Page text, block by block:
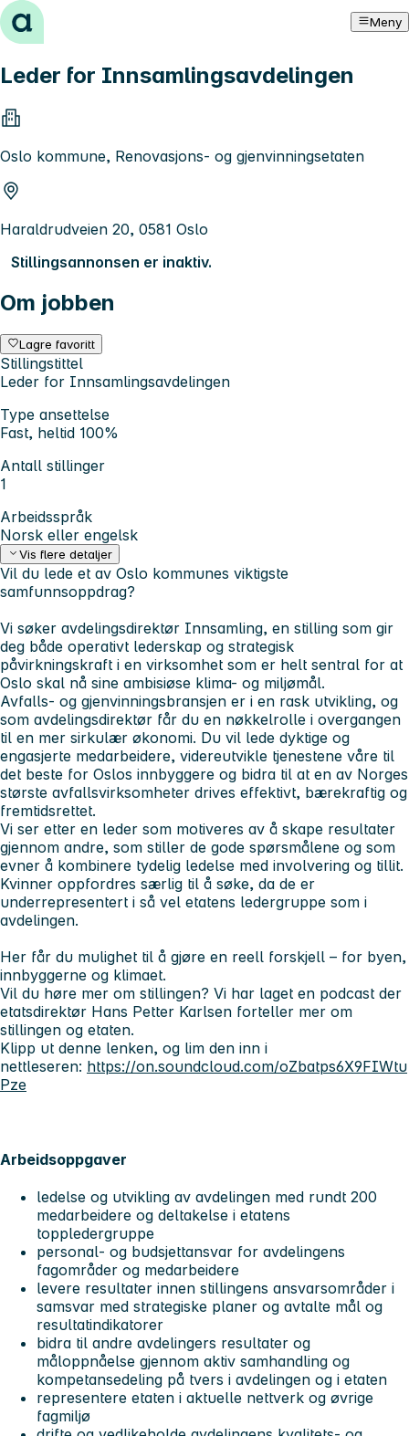
Hopp til innhold Meny
Leder for Innsamlingsavdelingen
Oslo kommune, Renovasjons- og gjenvinningsetaten
Haraldrudveien 20, 0581 Oslo
Stillingsannonsen er inaktiv.
Om jobben
Lagre favoritt
Stillingstittel
Leder for Innsamlingsavdelingen
Type ansettelse
Fast, heltid 100%
Antall stillinger
1
Arbeidsspråk
Norsk eller engelsk
Vis flere detaljer
Vil du lede et av Oslo kommunes viktigste
samfunnsoppdrag?
Vi søker avdelingsdirektør Innsamling, en stilling som gir
deg både operativt lederskap og strategisk
påvirkningskraft i en virksomhet som er helt sentral for at
Oslo skal nå sine ambisiøse klima- og miljømål.
Avfalls- og gjenvinningsbransjen er i en rask utvikling, og
som avdelingsdirektør får du en nøkkelrolle i overgangen
til en mer sirkulær økonomi. Du vil lede dyktige og
engasjerte medarbeidere, videreutvikle tjenestene våre til
det beste for Oslos innbyggere og bidra til at en av Norges
største avfallsvirksomheter drives effektivt, bærekraftig og
fremtidsrettet.
Vi ser etter en leder som motiveres av å skape resultater
gjennom andre, som stiller de gode spørsmålene og som
evner å kombinere tydelig ledelse med involvering og tillit.
Kvinner oppfordres særlig til å søke, da de er
underrepresentert i så vel etatens ledergruppe som i
avdelingen.
Her får du mulighet til å gjøre en reell forskjell – for byen,
innbyggerne og klimaet.
Vil du høre mer om stillingen? Vi har laget en podcast der
etatsdirektør Hans Petter Karlsen forteller mer om
stillingen og etaten.
Klipp ut denne lenken, og lim den inn i
nettleseren: https://on.soundcloud.com/oZbatps6X9FIWtu
Pze
Arbeidsoppgaver
ledelse og utvikling av avdelingen med rundt 200
medarbeidere og deltakelse i etatens
toppledergruppe
personal- og budsjettansvar for avdelingens
fagområder og medarbeidere
levere resultater innen stillingens ansvarsområder i
samsvar med strategiske planer og avtalte mål og
resultatindikatorer
bidra til andre avdelingers resultater og
måloppnåelse gjennom aktiv samhandling og
kompetansedeling på tvers i avdelingen og i etaten
representere etaten i aktuelle nettverk og øvrige
fagmiljø